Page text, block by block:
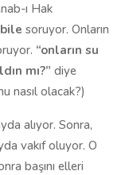
ı Hak
soruyor. Onların
“onların su
mı?” diye
nasıl olacak?)
alıyor. Sonra,
vakıf oluyor. O
başını elleri